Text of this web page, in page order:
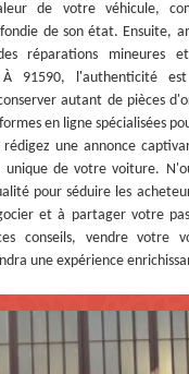
de votre véhicule,
de son état. Ensuite,
réparations mineures
À 91590, l'authenticité
autant de pièces
en ligne spécialisées
rédigez une annonce
unique de votre voiture.
pour séduire les
et à partager votre
conseils, vendre votre
une expérience